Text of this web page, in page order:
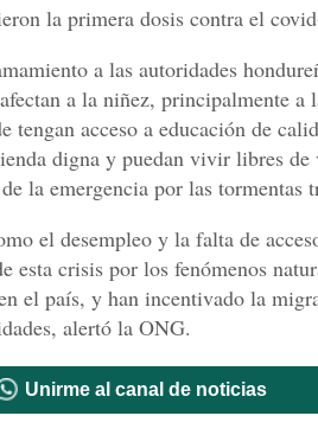
la primera dosis contra el
a las autoridades
a la niñez, principalmente a
tengan acceso a educación de
digna y puedan vivir libres
la emergencia por las tormentas
el desempleo y la falta de
esta crisis por los fenómenos
el país, y han incentivado la
alertó la ONG.
Unirme al canal de noticias